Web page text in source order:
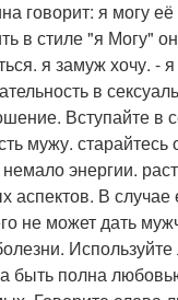
говорит: я могу
в стиле "я Могу"
я замуж хочу. -
в
Вступайте в
мужу.
энергии.
аспектов. В
не может дать
быть полна